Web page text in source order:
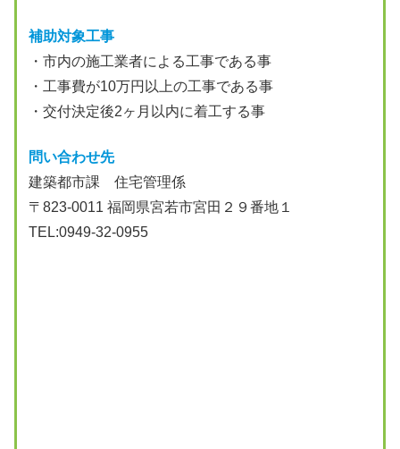
補助対象工事
・市内の施工業者による工事である事
・工事費が10万円以上の工事である事
・交付決定後2ヶ月以内に着工する事
問い合わせ先
建築都市課 住宅管理係
〒823-0011 福岡県宮若市宮田２９番地１
TEL:0949-32-0955